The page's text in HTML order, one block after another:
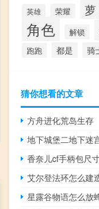
英雄 荣耀 萝
角色 解锁
跑跑 都是 骑
猜你想看的文章
方舟进化荒岛生存
地下城堡二地下迷
香奈儿cf手柄包尺
艾尔登法环怎么建
星露谷物语怎么放